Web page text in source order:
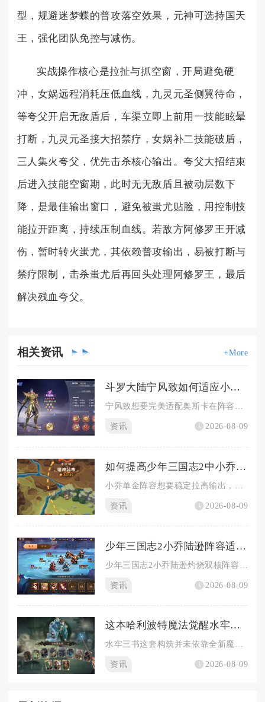
型，规避迷梦蝶的普攻落空效果，元神可选持国天
王，强化团队免控与减伤。
实战操作核心是拉扯与抓空窗，开局避免硬
冲，女娲远程消耗压低血线，九灵元圣侧翼待命，
等夸父开启无敌盾后，车渠立即上前用一技能眩晕
打断，九灵元圣接大招禁疗，女娲补二技能破盾，
三人集火夸父，优先击杀核心输出。夸父大招结束
后进入技能空窗期，此时无无敌盾且被动层数下
降，是最佳输出窗口，避免被蚩尤贴脸，用控制技
能拉开距离，持续压制血线。若敌方阿修罗王开减
伤，暂时转火蚩尤，其依赖普攻输出，易被打断与
禁疗限制，击杀蚩尤后再回头处理阿修罗王，最后
解决残血夸父。
相关资讯 +More
斗罗大陆宁风致如何适应小奥的存在与发展
资讯 2026-08-09
如何提高少年三国志2中小乔单金阵容的输出能力
资讯 2026-08-09
少年三国志2小乔陆逊阵容适合哪个游戏版本
资讯 2026-08-09
这本哈利波特魔法觉醒水牢三书是否展现出新的魔法装备
水牢三书这套构筑并未依靠全新魔法装备获得强度跃升，核心战力依...
资讯 2026-08-09